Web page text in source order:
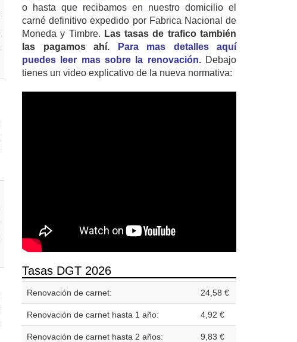
o hasta que recibamos en nuestro domicilio el
carné definitivo expedido por Fabrica Nacional de
Moneda y Timbre. Las tasas de trafico también
las pagamos ahí.
Para mas detalles aquí
puedes leer mas sobre la renovación.Debajo
tienes un video explicativo de la nueva normativa:
Tasas DGT 2026
Renovación de carnet: 24,58 €
Renovación de carnet hasta 1 año: 4,92 €
Renovación de carnet hasta 2 años: 9,83 €